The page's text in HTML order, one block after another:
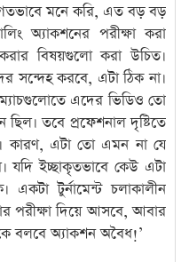
মনে করি, এত বড় বড়
অ্যাকশনের পরীক্ষা করা
বিষয়গুলো করা উচিত।
সন্দেহ করবে, এটা ঠিক না।
এদের ভিডিও তো
তবে প্রফেশনাল দৃষ্টিতে
কারণ, এটা তো এমন না যে
যদি ইচ্ছাকৃতভাবে কেউ এটা
টুর্নামেন্ট চলাকালীন
পরীক্ষা দিয়ে আসবে, আবার
বলবে অ্যাকশন অবৈধ!’